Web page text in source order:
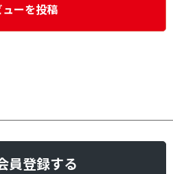
ューを投稿
員登録する